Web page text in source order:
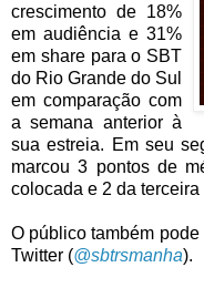
crescimento de 18%
em audiência e 31%
em share para o SBT
do Rio Grande do Sul
em comparação com
a semana anterior à
sua estreia. Em seu
marcou 3 pontos de
colocada e 2 da terceira
O público também
Twitter (@sbtrsmanha).